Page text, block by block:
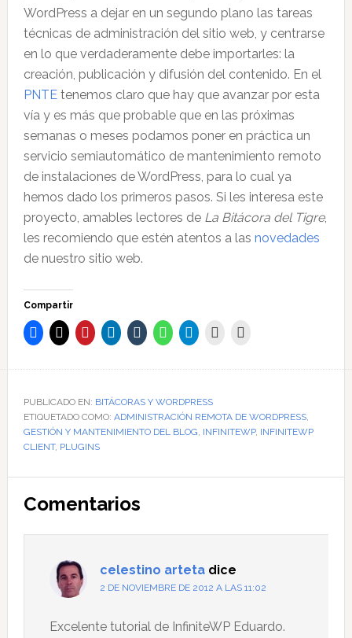
WordPress a dejar en un segundo plano las tareas
técnicas de administración del sitio web, y centrarse
en lo que verdaderamente debe importarles: la
creación, publicación y difusión del contenido. En el
PNTEtenemos claro que hay que avanzar por esta
vía y es más que probable que en las próximas
semanas o meses podamos poner en práctica un
servicio semiautomático de mantenimiento remoto
de instalaciones de WordPress, para lo cual ya
hemos dado los primeros pasos. Si les interesa este
proyecto, amables lectores de La Bitácora del Tigre,
les recomiendo que estén atentos a las novedades
de nuestro sitio web.
Compartir
PUBLICADO EN: BITÁCORAS Y WORDPRESS
ETIQUETADO COMO: ADMINISTRACIÓN REMOTA DE WORDPRESS,
GESTIÓN Y MANTENIMIENTO DEL BLOG INFINITEWP, INFINITEWP
CLIENT, PLUGINS
Interacciones
con
lectores
Comentarios
celestino arteta dice
2 DE NOVIEMBRE DE 2012 A LAS 11:02
Excelente tutorial de InfiniteWP Eduardo.